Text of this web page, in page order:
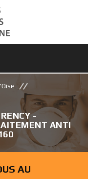
-
ANTI
AU